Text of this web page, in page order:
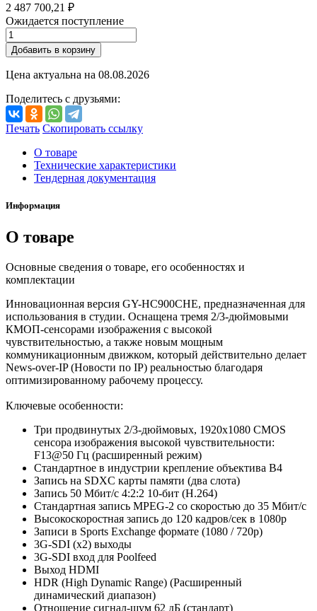
2 487 700,21 ₽
Ожидается поступление
Добавить в корзину
Цена актуальна на 08.08.2026
Поделитесь с друзьями:
Печать Скопировать ссылку
О товаре
Технические характеристики
Тендерная документация
Информация
О товаре
Основные сведения о товаре, его особенностях и
комплектации
Инновационная версия GY-HC900CHE, предназначенная для
использования в студии. Оснащена тремя 2/3-дюймовыми
КМОП-сенсорами изображения с высокой
чувствительностью, а также новым мощным
коммуникационным движком, который действительно делает
News-over-IP (Новости по IP) реальностью благодаря
оптимизированному рабочему процессу.
Ключевые особенности:
Три продвинутых 2/3-дюймовых, 1920х1080 CMOS
сенсора изображения высокой чувствительности:
F13@50 Гц (расширенный режим)
Стандартное в индустрии крепление объектива B4
Запись на SDXC карты памяти (два слота)
Запись 50 Мбит/с 4:2:2 10-бит (H.264)
Стандартная запись MPEG-2 со скоростью до 35 Мбит/с
Высокоскоростная запись до 120 кадров/сек в 1080р
Записи в Sports Exchange формате (1080 / 720p)
3G-SDI (x2) выходы
3G-SDI вход для Poolfeed
Выход HDMI
HDR (High Dynamic Range) (Расширенный
динамический диапазон)
Отношение сигнал-шум 62 дБ (стандарт)